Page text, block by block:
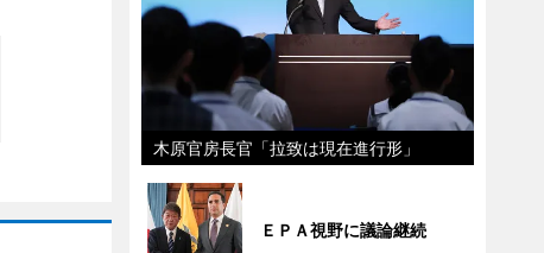
木原官房長官「拉致は現在進行形」
ＥＰＡ視野に議論継続